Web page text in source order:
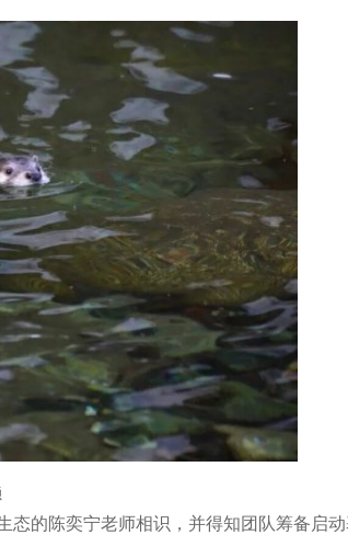
态的陈奕宁老师相识，并得知团队筹备启